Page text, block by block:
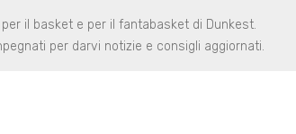
il basket e per il fantabasket di Dunkest.
per darvi notizie e consigli aggiornati.